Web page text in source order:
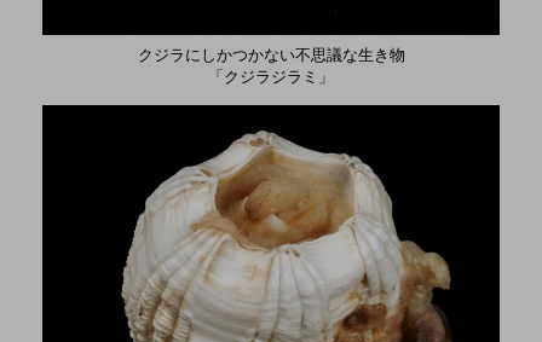
クジラにしかつかない不思議な生き物
「クジラジラミ」